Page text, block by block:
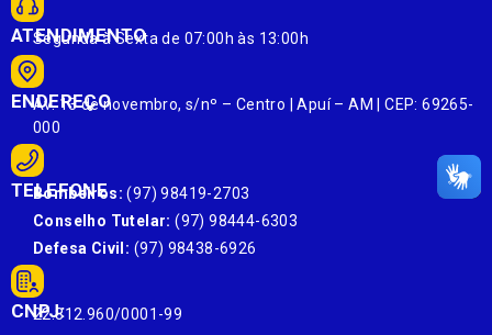
ATENDIMENTO
Segunda à Sexta de 07:00h às 13:00h
ENDEREÇO
Av. 13 de novembro, s/nº – Centro | Apuí – AM | CEP: 69265-
000
TELEFONE
Bombeiros: (97) 98419-2703
Conselho Tutelar: (97) 98444-6303
Defesa Civil: (97) 98438-6926
CNPJ:
22.812.960/0001-99